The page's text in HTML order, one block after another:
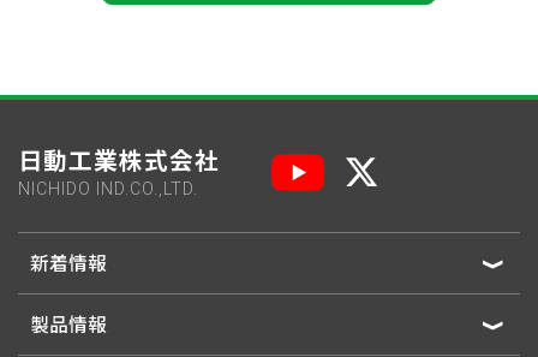
日動工業株式会社
NICHIDO IND.CO.,LTD.
新着情報
製品情報